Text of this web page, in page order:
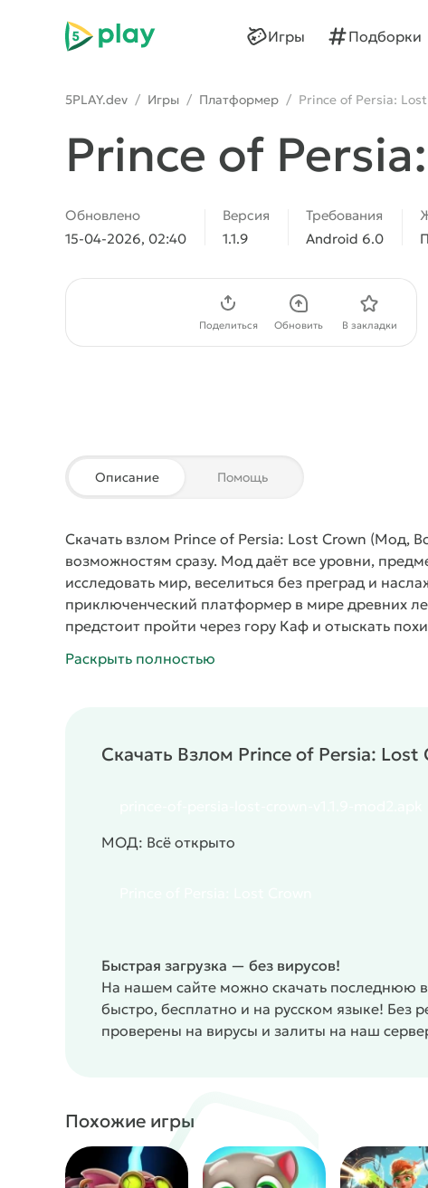
5play
Игры Подборки
5PLAY.dev / Игры / Платформер / Prince of Persia:
Prince of
Обновлено
15-04-2026, 02:40
Версия
1.1.9
Требования
Android 6.0
Поделиться Обновить В закладки
Описание Помощь
Скачать взлом Prince of Persia: Lost Crown (Мод,
возможностям сразу. Мод даёт все уровни,
исследовать мир, веселиться без преград и
приключенческий платформер в мире древних
предстоит пройти через гору Каф и отыскать
необычные способности и огромный мир для
приключения. Мод Взлом снимает все
Гибкая система боёв с уникальными умениями.
Жанр: Платформер / Однопользовательские
Раскрыть полностью
Скачать Взлом Prince of Persia:
МОД: Всё открыто
Быстрая загрузка — без вирусов!
На нашем сайте можно скачать последнюю
быстро, бесплатно и на русском языке!
проверены на вирусы и залиты на наш
Похожие игры